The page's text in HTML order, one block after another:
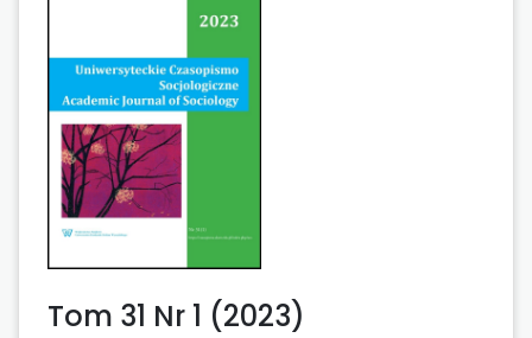
Tom 31 Nr 1 (2023)